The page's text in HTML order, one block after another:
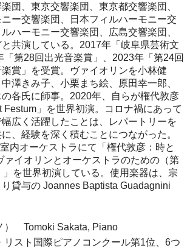
団、東京交響楽団、東京都交響楽団、
ー交響楽団、日本フィルハーモニー交
ハーモニー交響楽団、広島交響楽団、
共演している。2017年「岐阜県芸術文
「第28回出光音楽賞」、2023年「第24回
賞」を受賞。ヴァイオリンを小林健
澤きみ子、小栗まち絵、原田幸一郎、
各氏に師事。2020年、自らが権代敦彦
Festum」を世界初演。コロナ禍にあって
広く活躍したことは、レパートリーを
、経験を深く積むことにつながった。
内オーケストラにて「権代敦彦：時と
ァイオリンとオーケストラのための（第
を世界初演している。使用楽器は、宗
貸与の Joannes Baptista Guadagnini
） Tomoki Sakata, Piano
リスト国際ピアノコンクール第1位、6つ